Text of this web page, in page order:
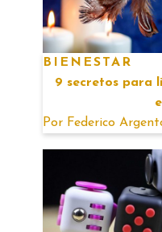
BIENESTAR
9 secretos para
Por Federico